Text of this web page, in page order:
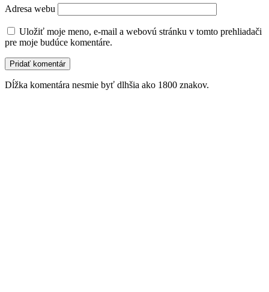
Adresa webu
Uložiť moje meno, e-mail a webovú stránku v tomto prehliadači
pre moje budúce komentáre.
Dĺžka komentára nesmie byť dlhšia ako 1800 znakov.